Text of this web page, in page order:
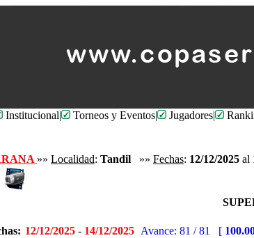
Institucional| Torneos y Eventos| Jugadores|
»» Localidad: Tandil »» Fechas: 12/12/2025 al
12/12/2025 - 14/12/2025 Avance: 81 / 81 [